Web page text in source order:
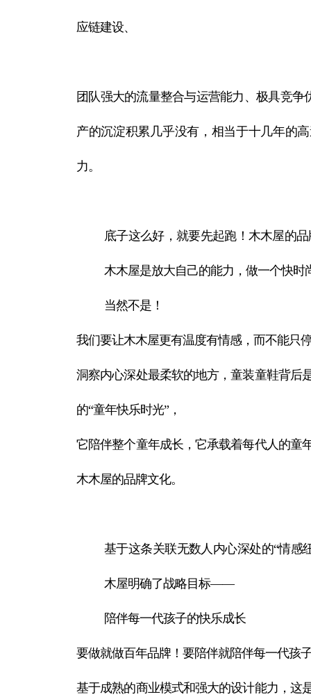
应链建设、
团队强大的流量整合与运营能力、极具竞争
产的沉淀积累几乎没有，相当于十几年的
力。
底子这么好，就要先起跑！木木屋的
木木屋是放大自己的能力，做一个快时
当然不是！
我们要让木木屋更有温度有情感，而不能只
洞察内心深处最柔软的地方，童装童鞋背后
的“童年快乐时光”，
它陪伴整个童年成长，它承载着每代人的童
木木屋的品牌文化。
基于这条关联无数人内心深处的“情感
木屋明确了战略目标——
陪伴每一代孩子的快乐成长
要做就做百年品牌！要陪伴就陪伴每一代孩
基于成熟的商业模式和强大的设计能力，这